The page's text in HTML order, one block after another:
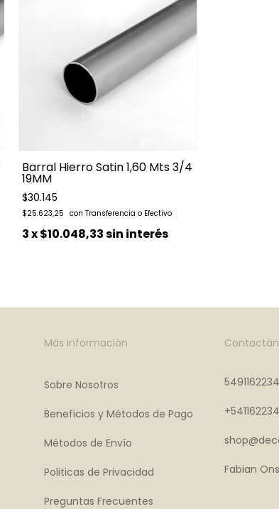
Barral Hierro Satin 1,60 Mts 3/4
19MM
$30.145
$25.623,25
3x$10.048,33sin interés
Más información
Sobre Nosotros
Beneficios y Métodos de Pago
Métodos de Envío
Politicas de Privacidad
Preguntas Frecuentes
Fabian